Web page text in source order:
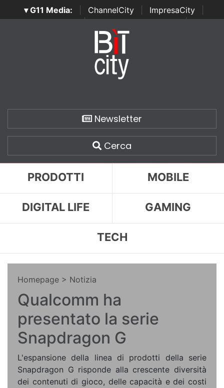
▾ G11 Media: ChannelCity ImpresaCity
SecurityOpenLab | Italian Channel Awards | Italian
Italian Security Awards
Newsletter
Cerca
PRODOTTI MOBILE
DIGITAL LIFE GAMING
TECH
Homepage > Notizia
Qualcomm ha
presentato la serie
Snapdragon G
L'espansione della linea di prodotti della serie
Snapdragon G risponde alla crescente diversità
dei contenuti di gioco, delle capacità e dei costi